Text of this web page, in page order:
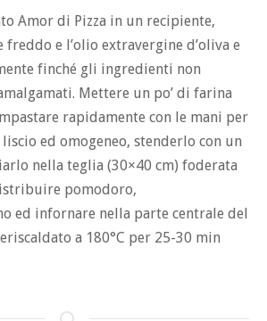
Amor di Pizza in un recipiente,
e l’olio extravergine d’oliva e
finché gli ingredienti non
Mettere un po’ di farina
rapidamente con le mani per
ed omogeneo, stenderlo con un
nella teglia (30×40 cm) foderata
pomodoro,
ed infornare nella parte centrale del
a 180°C per 25-30 min